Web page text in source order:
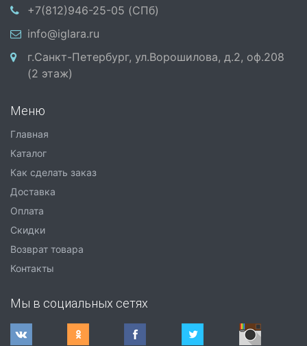
+7(812)946-25-05 (СПб)
info@iglara.ru
г.Санкт-Петербург, ул.Ворошилова, д.2, оф.208
(2 этаж)
Меню
Главная
Каталог
Как сделать заказ
Доставка
Оплата
Скидки
Возврат товара
Контакты
Мы в социальных сетях